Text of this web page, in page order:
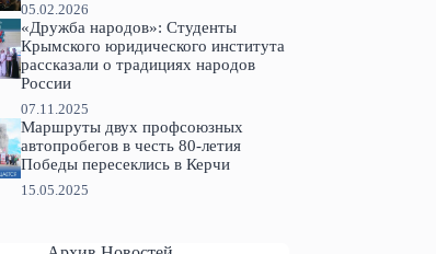
05.02.2026
«Дружба народов»: Студенты
Крымского юридического института
рассказали о традициях народов
России
07.11.2025
Маршруты двух профсоюзных
автопробегов в честь 80-летия
Победы пересеклись в Керчи
15.05.2025